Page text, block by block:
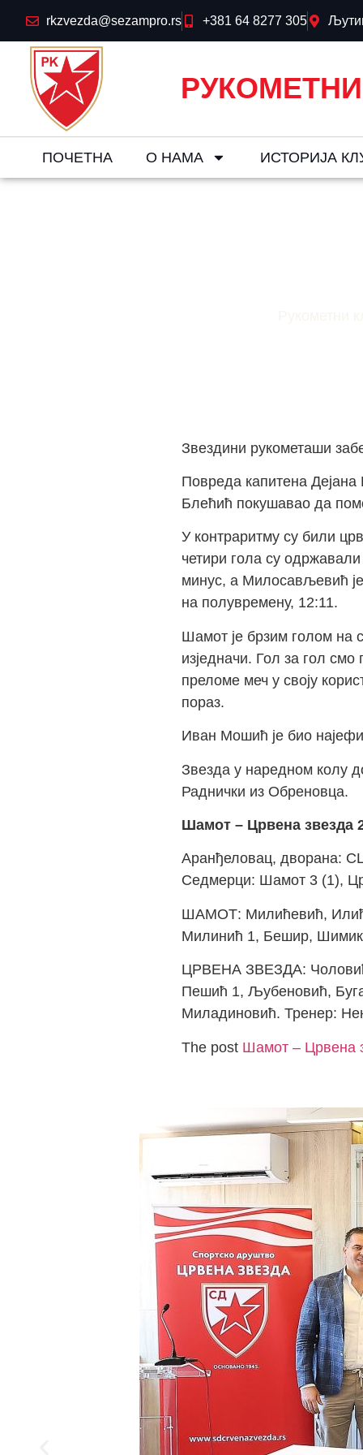
rkzvezda@sezampro.rs +381 64 8277 305
ПОЧЕТНА О НАМА ИСТОРИЈА
Звездини рукометаши
Повреда капитена Дејана
Блећић покушавао да
У контраритму су били
четири гола су
минус, а Милосављевић
на полувремену, 12:11.
Шамот је брзим голом на
изједначи. Гол за гол
преломе меч у своју
пораз.
Иван Мошић је био
Звезда у наредном колу
Раднички из Обреновца.
Шамот – Црвена звезда
Аранђеловац, дворана:
Седмерци: Шамот 3 (1),
ШАМОТ: Милићевић,
Милинић 1, Бешир,
ЦРВЕНА ЗВЕЗДА:
Пешић 1, Љубеновић,
Миладиновић. Тренер:
The post Шамот – Црвена